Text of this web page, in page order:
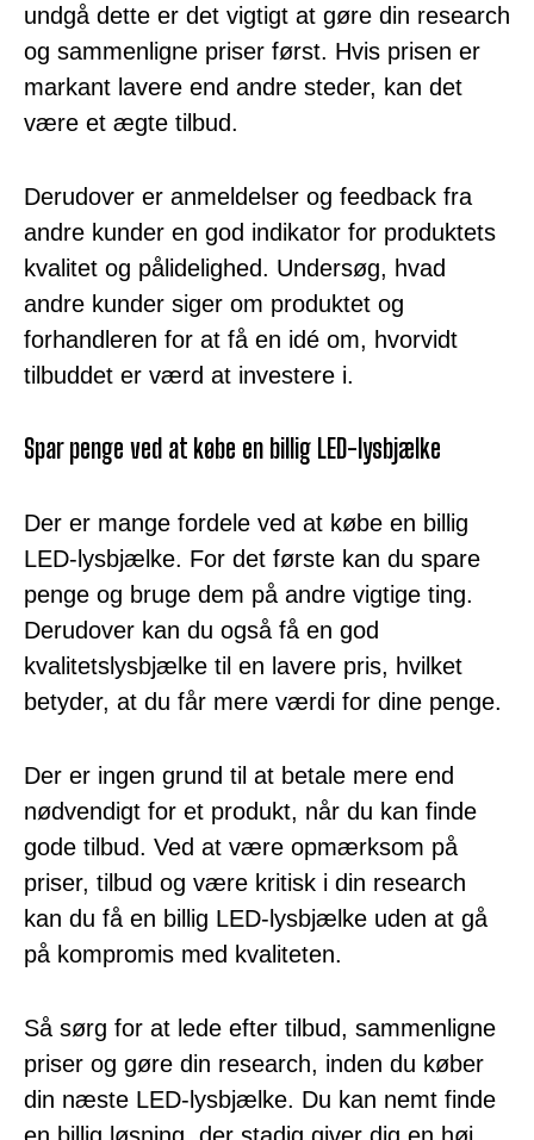
undgå dette er det vigtigt at gøre din research
og sammenligne priser først. Hvis prisen er
markant lavere end andre steder, kan det
være et ægte tilbud.
Derudover er anmeldelser og feedback fra
andre kunder en god indikator for produktets
kvalitet og pålidelighed. Undersøg, hvad
andre kunder siger om produktet og
forhandleren for at få en idé om, hvorvidt
tilbuddet er værd at investere i.
Spar penge ved at købe en billig LED-lysbjælke
Der er mange fordele ved at købe en billig
LED-lysbjælke. For det første kan du spare
penge og bruge dem på andre vigtige ting.
Derudover kan du også få en god
kvalitetslysbjælke til en lavere pris, hvilket
betyder, at du får mere værdi for dine penge.
Der er ingen grund til at betale mere end
nødvendigt for et produkt, når du kan finde
gode tilbud. Ved at være opmærksom på
priser, tilbud og være kritisk i din research
kan du få en billig LED-lysbjælke uden at gå
på kompromis med kvaliteten.
Så sørg for at lede efter tilbud, sammenligne
priser og gøre din research, inden du køber
din næste LED-lysbjælke. Du kan nemt finde